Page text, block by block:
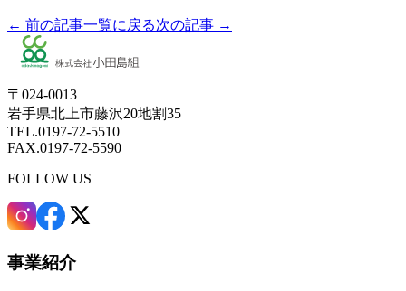
← 前の記事一覧に戻る次の記事 →
〒024-0013
岩手県北上市藤沢20地割35
TEL.0197-72-5510
FAX.0197-72-5590
FOLLOW US
事業紹介